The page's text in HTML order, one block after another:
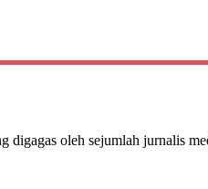
oleh sejumlah jurnalis